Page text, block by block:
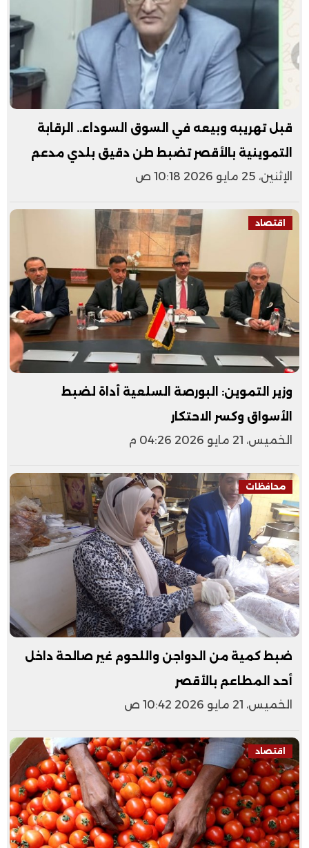
قبل تهريبه وبيعه في السوق السوداء.. الرقابة
التموينية بالأقصر تضبط طن دقيق بلدي مدعم
الإثنين، 25 مايو 2026 10:18 ص
اقتصاد
وزير التموين: البورصة السلعية أداة لضبط
الأسواق وكسر الاحتكار
الخميس، 21 مايو 2026 04:26 م
محافظات
ضبط كمية من الدواجن واللحوم غير صالحة داخل
أحد المطاعم بالأقصر
الخميس، 21 مايو 2026 10:42 ص
اقتصاد